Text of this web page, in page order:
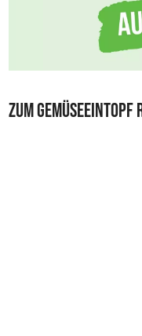
Zum Gemüseeintopf